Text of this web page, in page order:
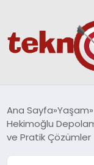
YAŞAM
Ana Sayfa Yaşam
Hekimoğlu
ve Pratik Çözümler